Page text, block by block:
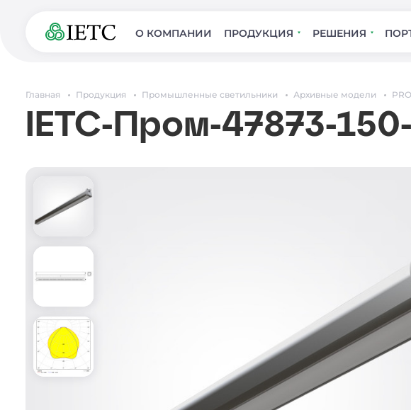
О КОМПАНИИ ПРОДУКЦИЯ РЕШЕНИЯ
Главная Продукция Промышленные светильники Архивные модели
IETC-Пром-47873-